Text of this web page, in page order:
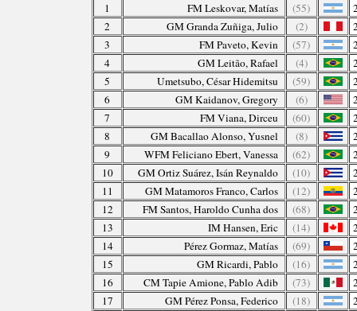
1 FM Leskovar, Matías (55)
2
GM Granda Zuñiga, Julio (2)
3
FM Paveto, Kevin (57)
4
GM Leitão, Rafael (4)
5
Umetsubo, César Hidemitsu (59)
6
GM Kaidanov, Gregory (6)
7
FM Viana, Dirceu (60)
8
GM Bacallao Alonso, Yusnel (8)
9
WFM Feliciano Ebert, Vanessa (62)
10
GM Ortiz Suárez, Isán Reynaldo (10)
11
GM Matamoros Franco, Carlos (12)
12
FM Santos, Haroldo Cunha dos (68)
13
IM Hansen, Eric (14)
14
Pérez Gormaz, Matías (69)
15
GM Ricardi, Pablo (16)
16
CM Tapie Amione, Pablo Adib (73)
17
GM Pérez Ponsa, Federico (18)